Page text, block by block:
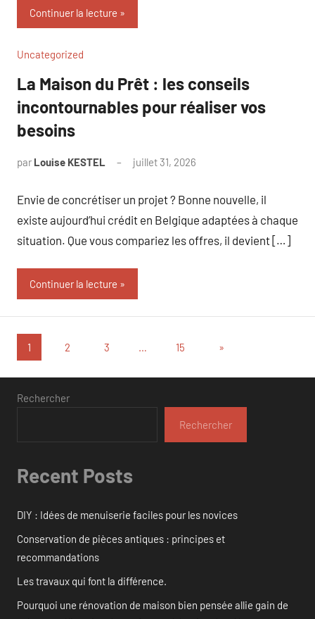
Continuer la lecture
Uncategorized
La Maison du Prêt : les conseils
incontournables pour réaliser vos
besoins
par Louise KESTEL juillet 31, 2026
Envie de concrétiser un projet ? Bonne nouvelle, il
existe aujourd’hui crédit en Belgique adaptées à chaque
situation. Que vous compariez les offres, il devient […]
Continuer la lecture
Pagination
des
publications
1 2 3 … 15
Articles
»
Rechercher
Rechercher
Recent Posts
DIY : Idées de menuiserie faciles pour les novices
Conservation de pièces antiques : principes et
recommandations
Les travaux qui font la différence.
Pourquoi une rénovation de maison bien pensée allie gain de